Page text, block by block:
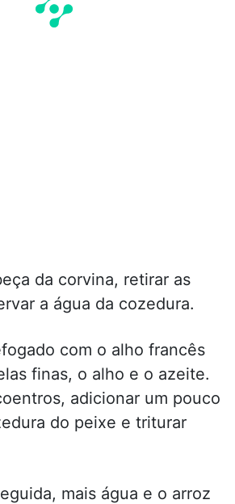
da corvina, retirar as
a água da cozedura.
com o alho francês
finas, o alho e o azeite.
adicionar um pouco
do peixe e triturar
mais água e o arroz